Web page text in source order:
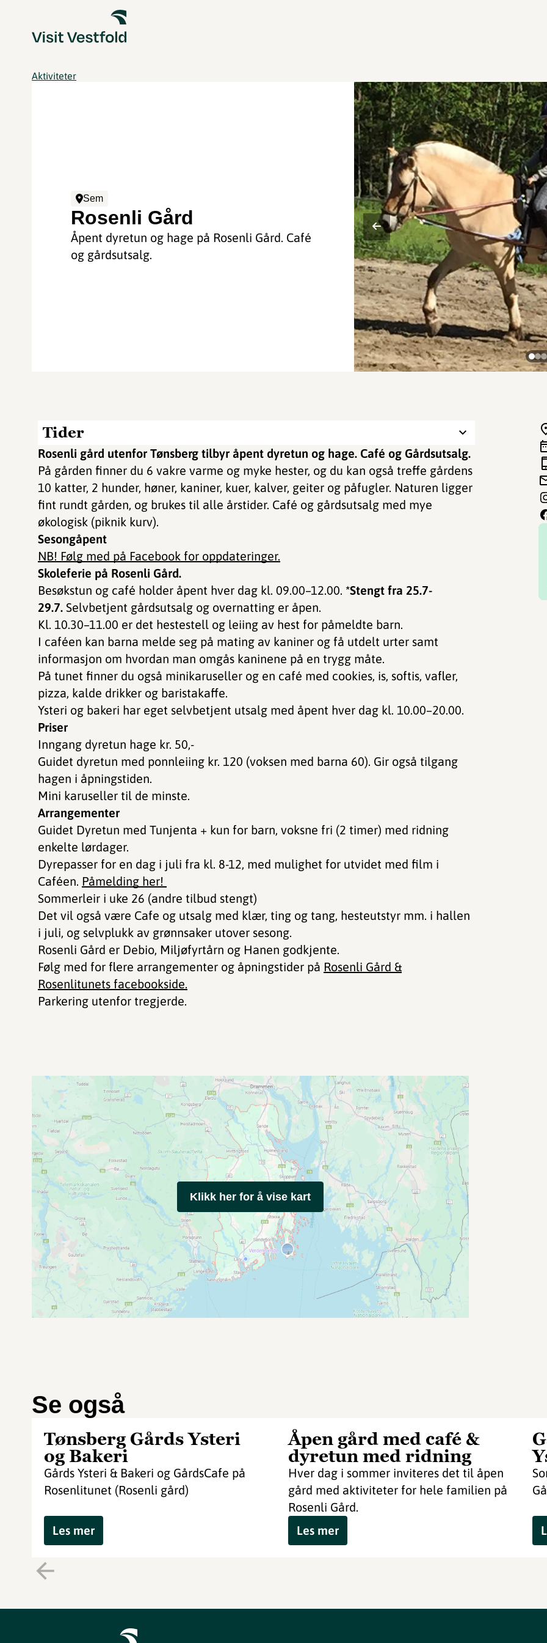
Aktiviteter
Sem
Rosenli Gård
Åpent dyretun og hage på Rosenli Gård. Café
og gårdsutsalg.
Tider
Rosenli gård utenfor Tønsberg tilbyr åpent dyretun og hage. Café og Gårdsutsalg.
På gården finner du 6 vakre varme og myke hester, og du kan også treffe gårdens
10 katter, 2 hunder, høner, kaniner, kuer, kalver, geiter og påfugler. Naturen ligger
fint rundt gården, og brukes til alle årstider. Café og gårdsutsalg med mye
økologisk (piknik kurv).
Sesongåpent
NB! Følg med på Facebook for oppdateringer.
Skoleferie på Rosenli Gård.
Besøkstun og café holder åpent hver dag kl. 09.00–12.00. *Stengt fra 25.7-
29.7. Selvbetjent gårdsutsalg og overnatting er åpen.
Kl. 10.30–11.00 er det hestestell og leiing av hest for påmeldte barn.
I caféen kan barna melde seg på mating av kaniner og få utdelt urter samt
informasjon om hvordan man omgås kaninene på en trygg måte.
På tunet finner du også minikaruseller og en café med cookies, is, softis, vafler,
pizza, kalde drikker og baristakaffe.
Ysteri og bakeri har eget selvbetjent utsalg med åpent hver dag kl. 10.00–20.00.
Priser
Inngang dyretun hage kr. 50,-
Guidet dyretun med ponnleiing kr. 120 (voksen med barna 60). Gir også tilgang
hagen i åpningstiden.
Mini karuseller til de minste.
Arrangementer
Guidet Dyretun med Tunjenta + kun for barn, voksne fri (2 timer) med ridning
enkelte lørdager.
Dyrepasser for en dag i juli fra kl. 8-12, med mulighet for utvidet med film i
Caféen. Påmelding her!
Sommerleir i uke 26 (andre tilbud stengt)
Det vil også være Cafe og utsalg med klær, ting og tang, hesteutstyr mm. i hallen
i juli, og selvplukk av grønnsaker utover sesong.
Rosenli Gård er Debio, Miljøfyrtårn og Hanen godkjente.
Følg med for flere arrangementer og åpningstider på Rosenli Gård &
Rosenlitunets facebookside.
Parkering utenfor tregjerde.
Klikk her for å vise kart
Se også
Tønsberg Gårds Ysteri
og Bakeri
Gårds Ysteri & Bakeri og GårdsCafe på
Rosenlitunet (Rosenli gård)
Les mer
Åpen gård med café &
dyretun med ridning
Hver dag i sommer inviteres det til åpen
gård med aktiviteter for hele familien på
Rosenli Gård.
Les mer